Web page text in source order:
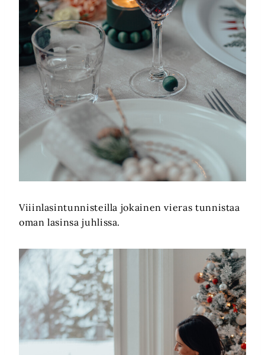
Viiinlasintunnisteilla jokainen vieras tunnistaa
oman lasinsa juhlissa.